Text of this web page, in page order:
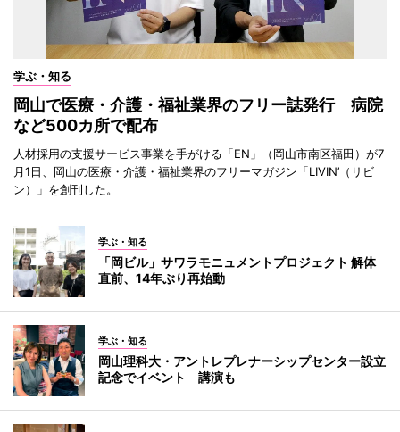
学ぶ・知る
岡山で医療・介護・福祉業界のフリー誌発行 病院
など500カ所で配布
人材採用の支援サービス事業を手がける「EN」（岡山市南区福田）が7
月1日、岡山の医療・介護・福祉業界のフリーマガジン「LIVIN’（リビ
ン）」を創刊した。
学ぶ・知る
「岡ビル」サワラモニュメントプロジェクト 解体
直前、14年ぶり再始動
学ぶ・知る
岡山理科大・アントレプレナーシップセンター設立
記念でイベント 講演も